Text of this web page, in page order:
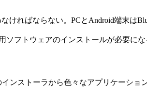
ければならない。PCとAndroid端末は
ソフトウェアのインストールが必要にな
ンストーラから色々なアプリケーショ